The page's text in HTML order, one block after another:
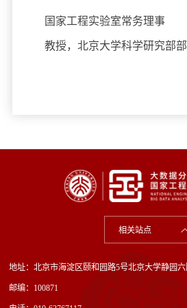
国家工程实验室常务理事
教授，北京大学科学研究部
相关站点
地址：北京市海淀区颐和园路5号北京大学静园
邮编：100871